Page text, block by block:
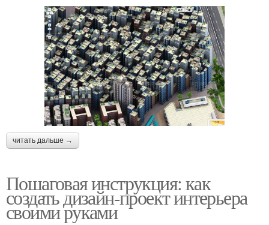
читать дальше →
Пошаговая инструкция: как
создать дизайн-проект интерьера
своими руками